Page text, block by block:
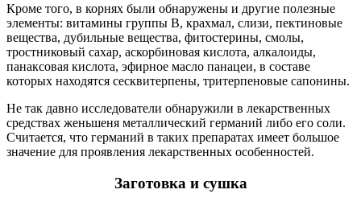
Кроме того, в корнях были обнаружены и другие полезные
элементы: витамины группы В, крахмал, слизи, пектиновые
вещества, дубильные вещества, фитостерины, смолы,
тростниковый сахар, аскорбиновая кислота, алкалоиды,
панаксовая кислота, эфирное масло панацеи, в составе
которых находятся сесквитерпены, тритерпеновые сапонины.
Не так давно исследователи обнаружили в лекарственных
средствах женьшеня металлический германий либо его соли.
Считается, что германий в таких препаратах имеет большое
значение для проявления лекарственных особенностей.
Заготовка и сушка